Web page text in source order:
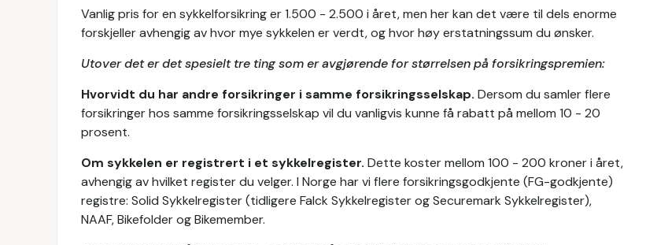
Vanlig pris for en sykkelforsikring er 1.500 - 2.500 i året, men her kan det være til dels enorme
forskjeller avhengig av hvor mye sykkelen er verdt, og hvor høy erstatningssum du ønsker.
Utover det er det spesielt tre ting som er avgjørende for størrelsen på forsikringspremien:
Hvorvidt du har andre forsikringer i samme forsikringsselskap. Dersom du samler flere
forsikringer hos samme forsikringsselskap vil du vanligvis kunne få rabatt på mellom 10 - 20
prosent.
Om sykkelen er registrert i et sykkelregister. Dette koster mellom 100 - 200 kroner i året,
avhengig av hvilket register du velger. I Norge har vi flere forsikringsgodkjente (FG-godkjente)
registre: Solid Sykkelregister (tidligere Falck Sykkelregister og Securemark Sykkelregister),
NAAF, Bikefolder og Bikemember.